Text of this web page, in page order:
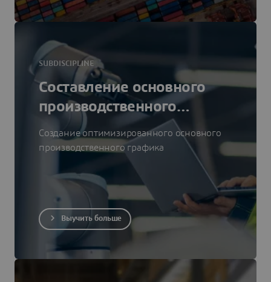
SUBDISCIPLINE
Составление основного
производственного
графика
Создание оптимизированного основного
производственного графика
Выучить больше